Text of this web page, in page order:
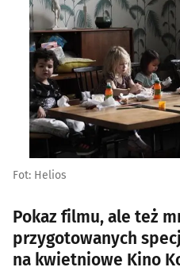
Fot: Helios
Pokaz filmu, ale też
przygotowanych
na kwietniowe Kino